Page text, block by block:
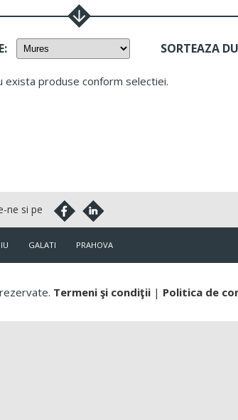
: SORTEAZA
exista produse conform selectiei.
GALATI PRAHOVA
Termeni şi condiţii | Politica de